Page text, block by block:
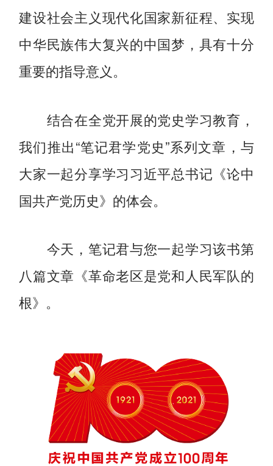
建设社会主义现代化国家新征程、实现
中华民族伟大复兴的中国梦，具有十分
重要的指导意义。
结合在全党开展的党史学习教育，
我们推出“笔记君学党史”系列文章，与
大家一起分享学习习近平总书记《论中
国共产党历史》的体会。
今天，笔记君与您一起学习该书第
八篇文章《革命老区是党和人民军队的
根》。